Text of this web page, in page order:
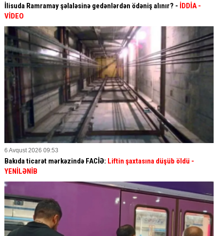
İlisuda Ramramay şəlaləsinə gedənlərdən ödəniş alınır? - İDDİA -
VİDEO
6 Avqust 2026 09:53
Bakıda ticarət mərkəzində FACİƏ: Liftin şaxtasına düşüb öldü -
YENİLƏNİB